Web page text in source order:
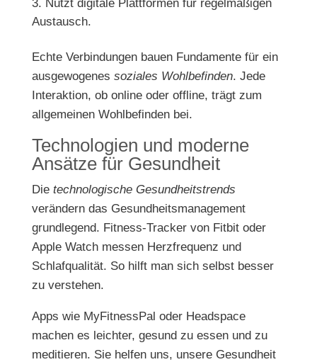
Nutzt digitale Plattformen für regelmäßigen
Austausch.
Echte Verbindungen bauen Fundamente für ein
ausgewogenes soziales Wohlbefinden. Jede
Interaktion, ob online oder offline, trägt zum
allgemeinen Wohlbefinden bei.
Technologien und moderne
Ansätze für Gesundheit
Die technologische Gesundheitstrends
verändern das Gesundheitsmanagement
grundlegend. Fitness-Tracker von Fitbit oder
Apple Watch messen Herzfrequenz und
Schlafqualität. So hilft man sich selbst besser
zu verstehen.
Apps wie MyFitnessPal oder Headspace
machen es leichter, gesund zu essen und zu
meditieren. Sie helfen uns, unsere Gesundheit